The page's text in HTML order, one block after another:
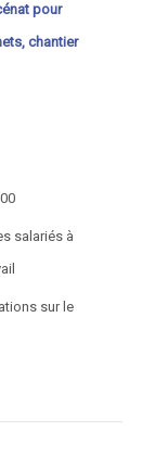
pour
chantier
salariés à
sur le